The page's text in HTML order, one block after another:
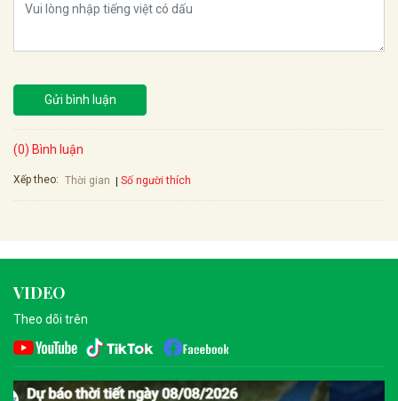
Gửi bình luận
(0) Bình luận
Xếp theo: Thời gian Số người thích
VIDEO
Theo dõi trên